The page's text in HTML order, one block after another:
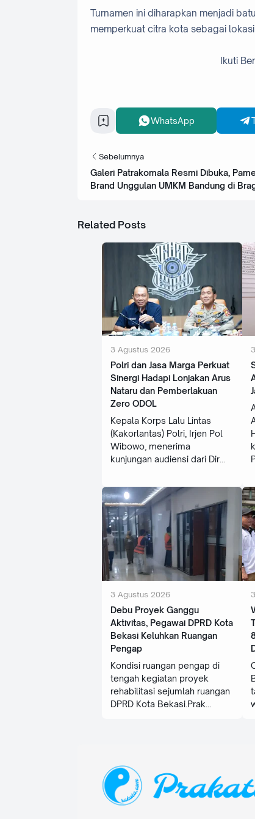
Turnamen ini diharapkan menjadi
memperkuat citra kota sebagai
Ikuti
WhatsApp
Sebelumnya
Galeri Patrakomala Resmi Dibuka,
Brand Unggulan UMKM Bandung di
Related Posts
3 Agustus 2026
Polri dan Jasa Marga Perkuat
Sinergi Hadapi Lonjakan Arus
Nataru dan Pemberlakuan
Zero ODOL
Kepala Korps Lalu Lintas
(Kakorlantas) Polri, Irjen Pol
Wibowo, menerima
kunjungan audiensi dari Dir
3 Agustus 2026
‎Debu Proyek Ganggu
Aktivitas, Pegawai DPRD Kota
Bekasi Keluhkan Ruangan
Pengap
Kondisi ruangan pengap di
tengah kegiatan proyek
rehabilitasi sejumlah ruangan
DPRD Kota Bekasi.Prak